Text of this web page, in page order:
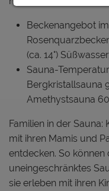
Beckenangebot
(ca. 14°)
Sauna-
Bergkristallsauna
Amethystsauna
Familien in der
mit ihren Mamis und
entdecken. So können
uneingeschränktes
sie erleben mit ihren